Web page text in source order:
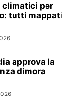
climatici per
tutti mappati
approva la
dimora